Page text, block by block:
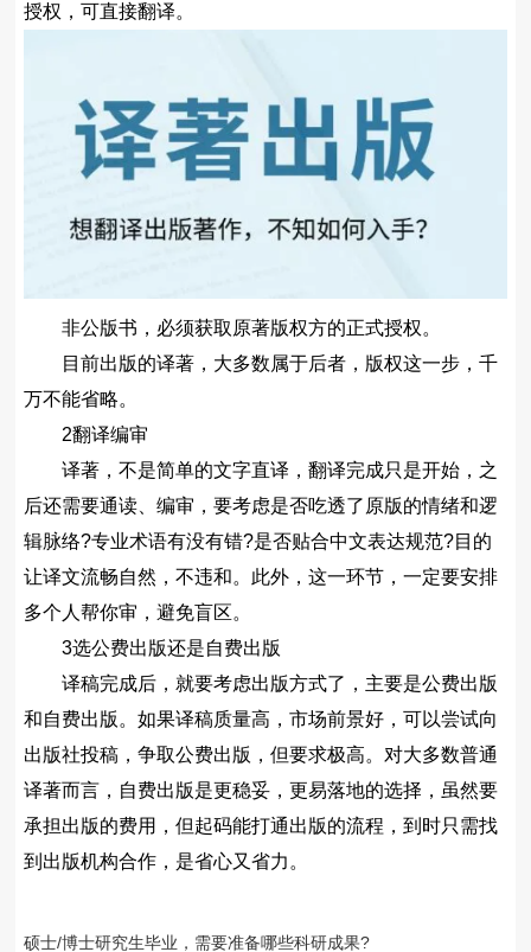
授权，可直接翻译。
非公版书，必须获取原著版权方的正式授权。
目前出版的译著，大多数属于后者，版权这一步，千
万不能省略。
2️翻译编审
译著，不是简单的文字直译，翻译完成只是开始，之
后还需要通读、编审，要考虑是否吃透了原版的情绪和逻
辑脉络?专业术语有没有错?是否贴合中文表达规范?目的
让译文流畅自然，不违和。此外，这一环节，一定要安排
多个人帮你审，避免盲区。
3️选公费出版还是自费出版
译稿完成后，就要考虑出版方式了，主要是公费出版
和自费出版。如果译稿质量高，市场前景好，可以尝试向
出版社投稿，争取公费出版，但要求极高。对大多数普通
译著而言，自费出版是更稳妥，更易落地的选择，虽然要
承担出版的费用，但起码能打通出版的流程，到时只需找
到出版机构合作，是省心又省力。
硕士/博士研究生毕业，需要准备哪些科研成果?